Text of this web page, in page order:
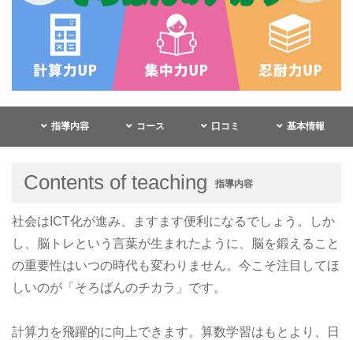
指導内容 コース 口コミ 基本情報
Contents of teaching 指導内容
社会はICT化が進み、ますます便利になるでしょう。しか
し、脳トレという言葉が生まれたように、脳を鍛えること
の重要性はいつの時代も変わりません。今こそ注目してほ
しいのが「そろばんのチカラ」です。
計算力を飛躍的に向上できます。算数学習はもとより、日